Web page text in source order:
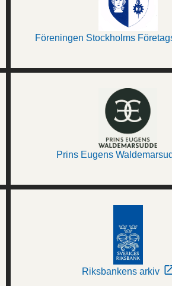
Föreningen Stockholms
Prins Eugens
Riksbankens arkiv